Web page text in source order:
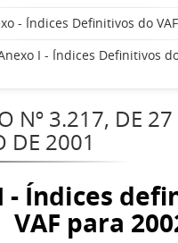
- Índices Definitivos do VAF
I - Índices Definitivos do
Nº 3.217, DE 27
DE 2001
- Índices
VAF para